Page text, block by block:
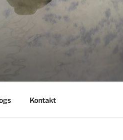
Kontakt